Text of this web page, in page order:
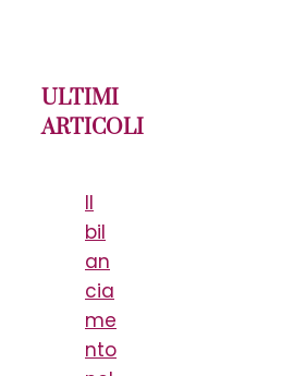
ULTIMI
ARTICOLI
Il
bil
an
cia
me
nto